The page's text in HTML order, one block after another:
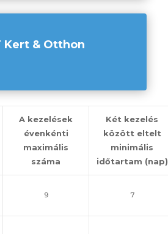
Kert & Otthon
A kezelések
évenkénti
maximális
száma
Két kezelés
között eltelt
minimális
időtartam (nap)
9 7